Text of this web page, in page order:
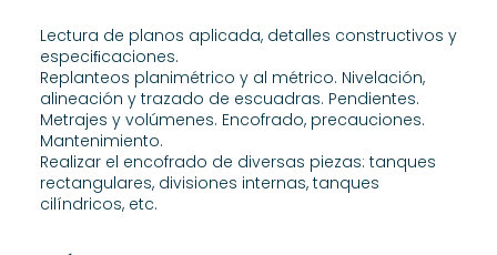
Lectura de planos aplicada, detalles constructivos y
especiﬁcaciones.
Replanteos planimétrico y al métrico. Nivelación,
alineación y trazado de escuadras. Pendientes.
Metrajes y volúmenes. Encofrado, precauciones.
Mantenimiento.
Realizar el encofrado de diversas piezas: tanques
rectangulares, divisiones internas, tanques
cilíndricos, etc.